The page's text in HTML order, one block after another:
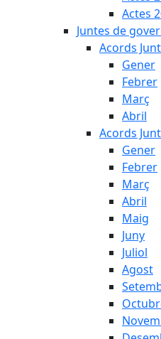
Actes
Juntes de
Acords
Gener
Febrer
Març
Abril
Acords
Gener
Febrer
Març
Abril
Maig
Juny
Juliol
Agost